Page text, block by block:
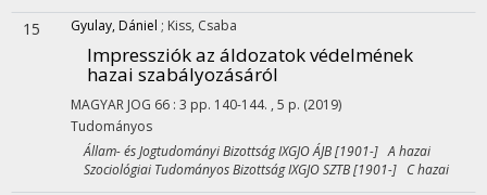
15 Gyulay, Dániel ; Kiss, Csaba
Impressziók az áldozatok védelmének
hazai szabályozásáról
MAGYAR JOG 66 : 3 pp. 140-144. , 5 p. (2019)
Tudományos
Állam- és Jogtudományi Bizottság IXGJO ÁJB [1901-] A hazai
Szociológiai Tudományos Bizottság IXGJO SZTB [1901-] C hazai